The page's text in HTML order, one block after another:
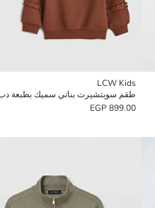
LCW Kids
899.00 EGP